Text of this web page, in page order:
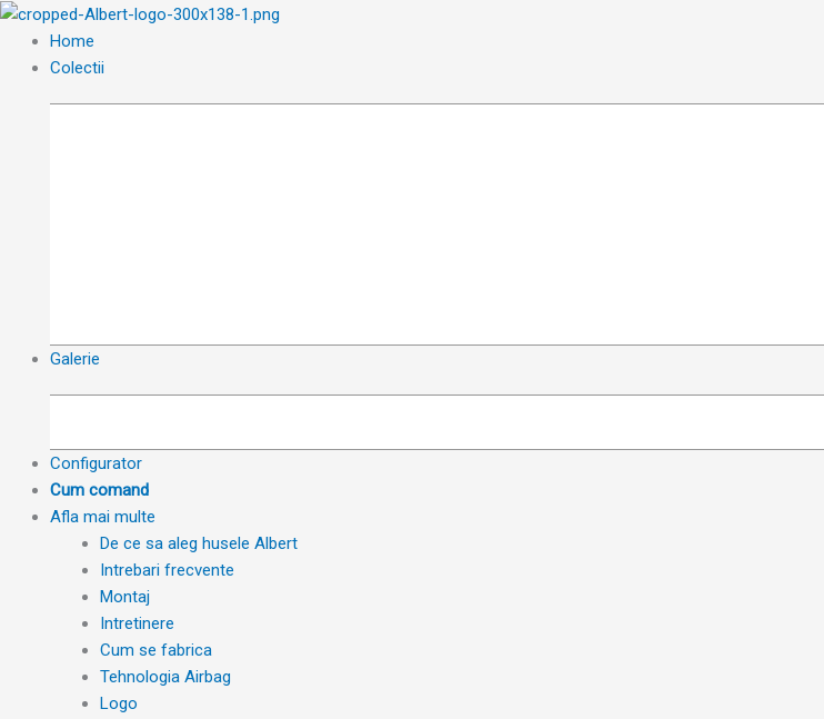
Skip
content
Home
Colectii
Galerie
Configurator
Cum comand
Afla mai multe
De ce sa aleg husele Albert
Intrebari frecvente
Montaj
Intretinere
Cum se fabrica
Tehnologia Airbag
Logo